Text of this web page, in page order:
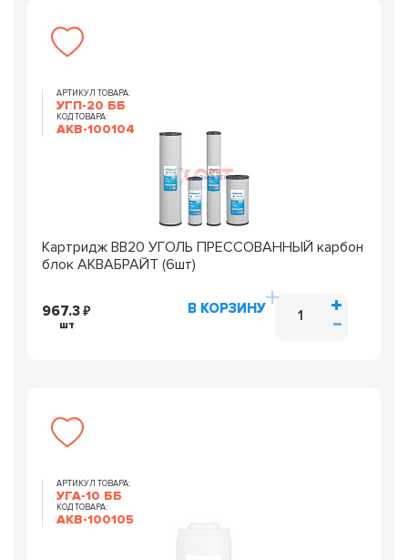
АРТИКУЛ ТОВАРА:
УГП-20 ББ
КОД ТОВАРА:
AKB-100104
Картридж ВВ20 УГОЛЬ ПРЕССОВАННЫЙ карбон
блок АКВАБРАЙТ (6шт)
967.3
шт
В КОРЗИНУ
АРТИКУЛ ТОВАРА:
УГА-10 ББ
КОД ТОВАРА:
AKB-100105